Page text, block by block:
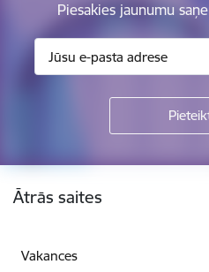
Piesakies jaunumu
Kājene
Ātrās saites
Vakances